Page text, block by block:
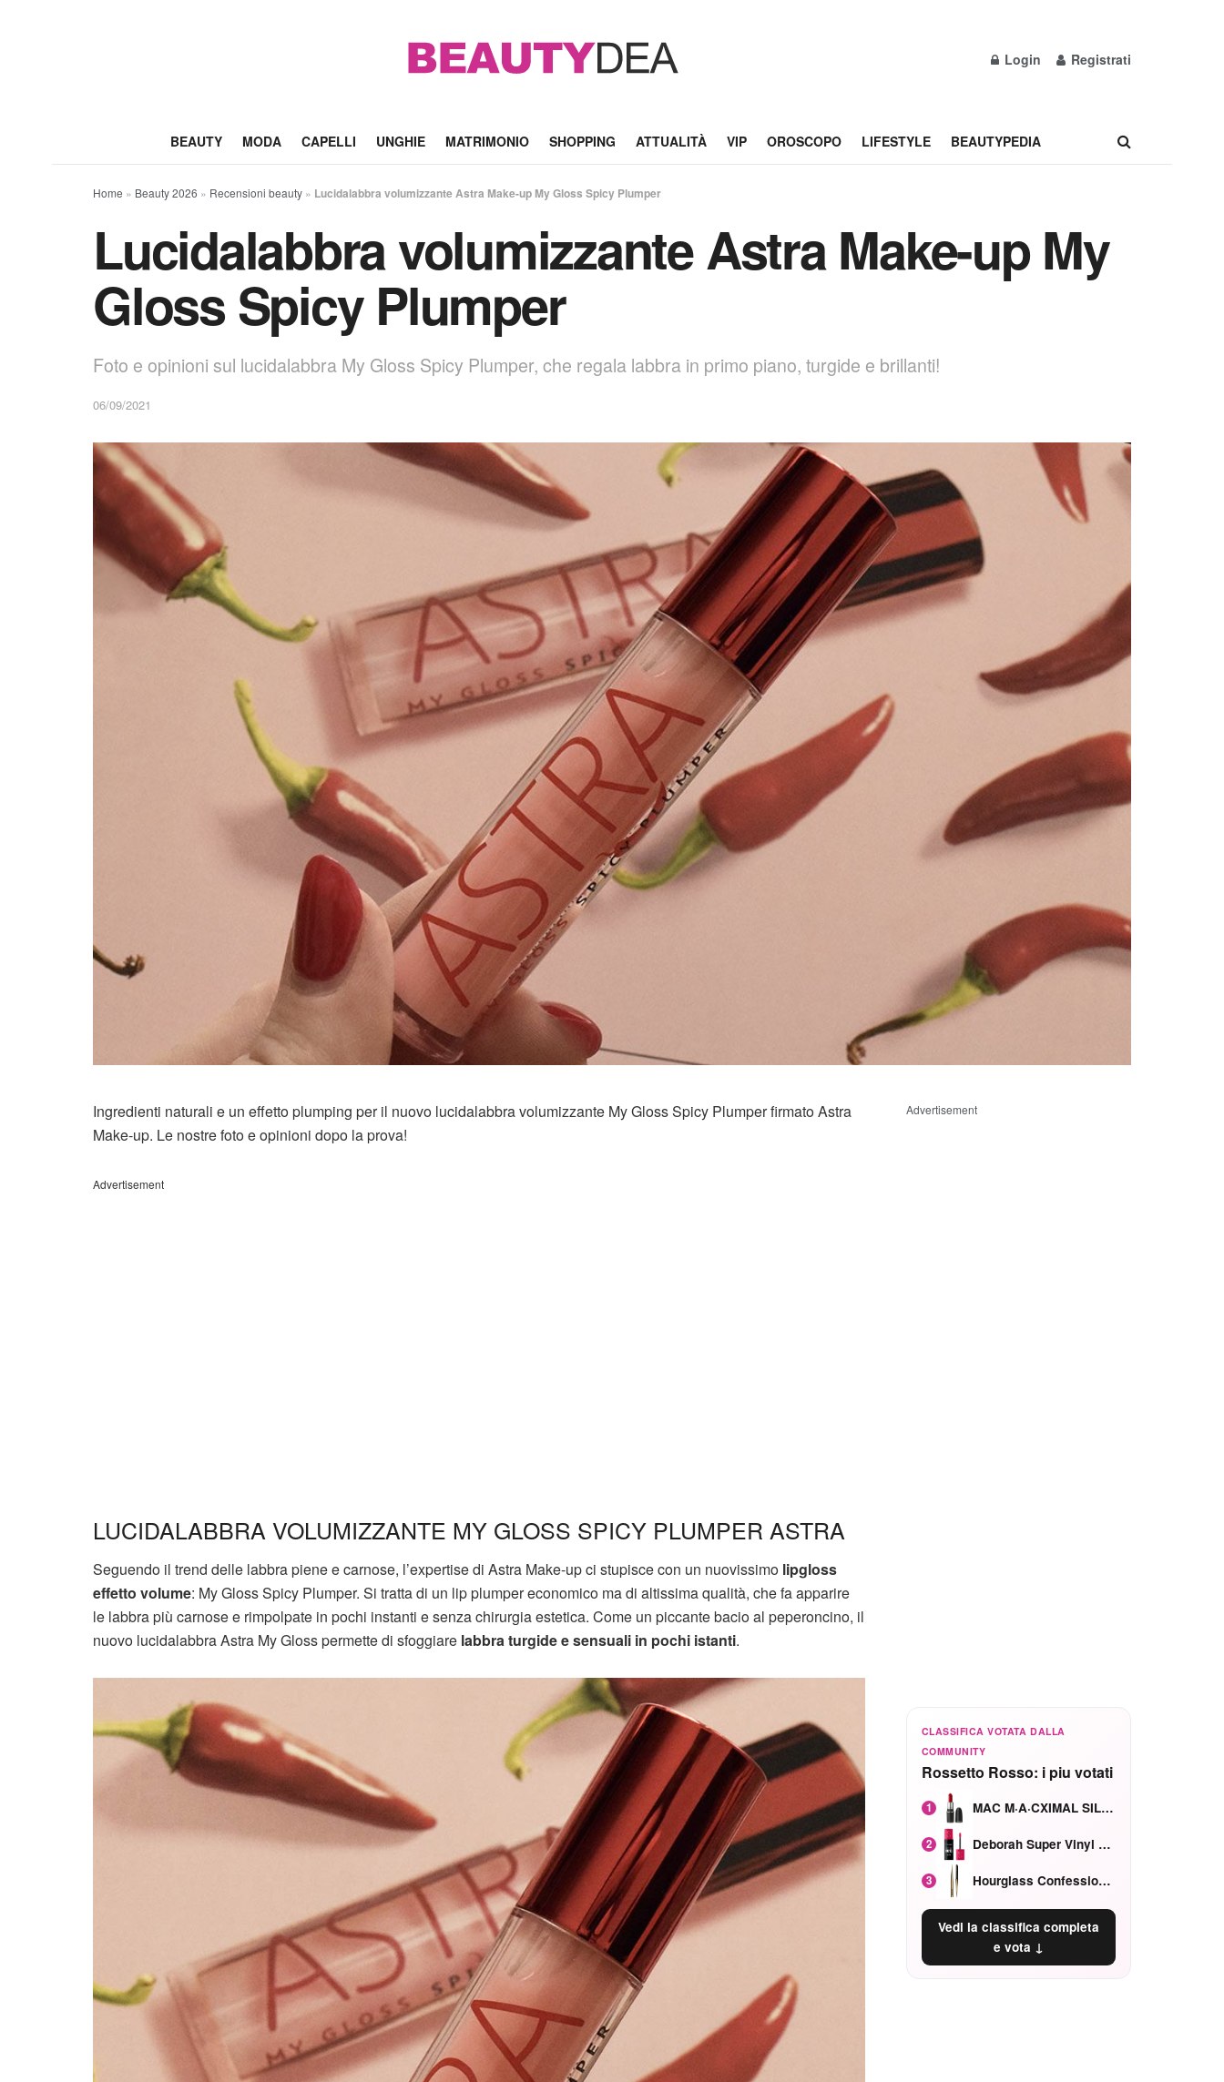
Login Registrati
BEAUTY MODA CAPELLI UNGHIE MATRIMONIO SHOPPING ATTUALITÀ VIP OROSCOPO LIFESTYLE BEAUTYPEDIA
Home » Beauty 2026 » Recensioni beauty » Lucidalabbra volumizzante Astra Make-up My Gloss Spicy Plumper
Lucidalabbra volumizzante Astra Make-up My
Gloss Spicy Plumper
Foto e opinioni sul lucidalabbra My Gloss Spicy Plumper, che regala labbra in primo piano, turgide e brillanti!
06/09/2021
Ingredienti naturali e un effetto plumping per il nuovo lucidalabbra volumizzante My Gloss Spicy Plumper firmato Astra
Make-up. Le nostre foto e opinioni dopo la prova!
Advertisement
LUCIDALABBRA VOLUMIZZANTE MY GLOSS SPICY PLUMPER ASTRA
Seguendo il trend delle labbra piene e carnose, l’expertise di Astra Make-up ci stupisce con un nuovissimo lipgloss
effetto volume: My Gloss Spicy Plumper. Si tratta di un lip plumper economico ma di altissima qualità, che fa apparire
le labbra più carnose e rimpolpate in pochi instanti e senza chirurgia estetica. Come un piccante bacio al peperoncino, il
nuovo lucidalabbra Astra My Gloss permette di sfoggiare labbra turgide e sensuali in pochi istanti.
Advertisement
CLASSIFICA VOTATA DALLA
COMMUNITY
Rossetto Rosso: i piu votati
1 MAC M·A·CXIMAL SILKY MATTE Red Rock mat
2 Deborah Super Vinyl Shake Rosa Ciliegia
3 Hourglass Confession Ricaricabile Ultra Preciso Ad Alta Intensità Secretly Classic Red
Vedi la classifica completa
e vota ↓